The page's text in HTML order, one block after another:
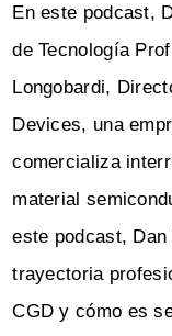
En este podcast,
de Tecnología
Longobardi,
Devices, una
comercializa
material
este podcast,
trayectoria
CGD y cómo es